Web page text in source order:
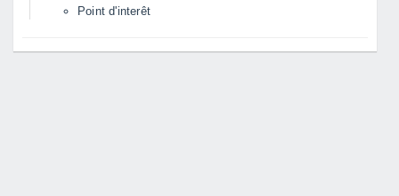
Point d'interêt